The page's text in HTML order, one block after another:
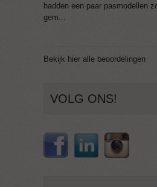
hadden een paar pasmodellen
gem...
Bekijk hier alle beoordelingen
VOLG ONS!